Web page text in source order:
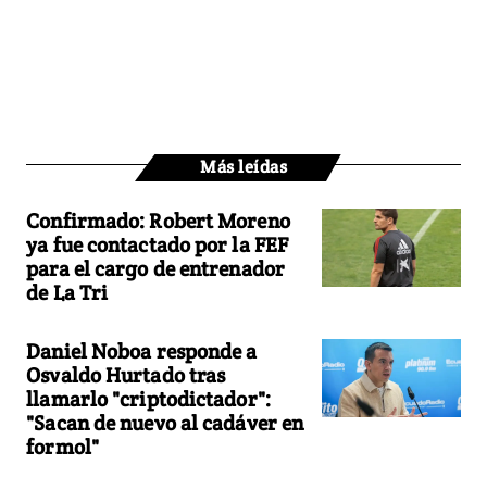
Más leídas
Confirmado: Robert Moreno
ya fue contactado por la FEF
para el cargo de entrenador
de La Tri
Daniel Noboa responde a
Osvaldo Hurtado tras
llamarlo "criptodictador":
"Sacan de nuevo al cadáver en
formol"